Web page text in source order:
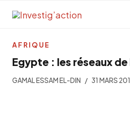
Egypte : les réseaux
GAMAL ESSAM EL-DIN 31 MARS
AFRIQUE